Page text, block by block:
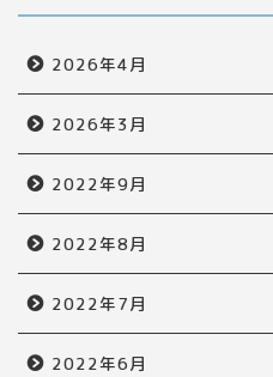
2026年4月
2026年3月
2022年9月
2022年8月
2022年7月
2022年6月